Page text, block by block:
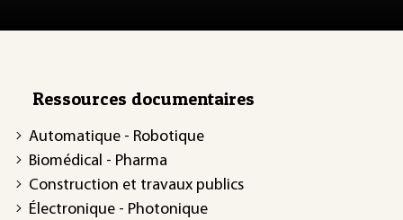
Ressources documentaires
Automatique - Robotique
Biomédical - Pharma
Construction et travaux publics
Électronique - Photonique